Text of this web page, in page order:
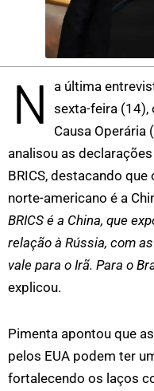
N a última
sexta-feira (14),
Causa Operária
analisou as
BRICS, destacando
norte-americano é a
BRICS é a China, que
relação à Rússia, com
vale para o Irã. Para o
explicou.
Pimenta apontou que
pelos EUA podem ter
fortalecendo os laços